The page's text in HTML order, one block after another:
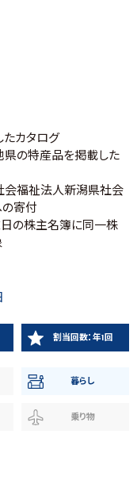
たカタログ
県の特産品を掲載した
会福祉法人新潟県社会
の寄付
の株主名簿に同一株
割当回数：年1回
暮らし
乗り物